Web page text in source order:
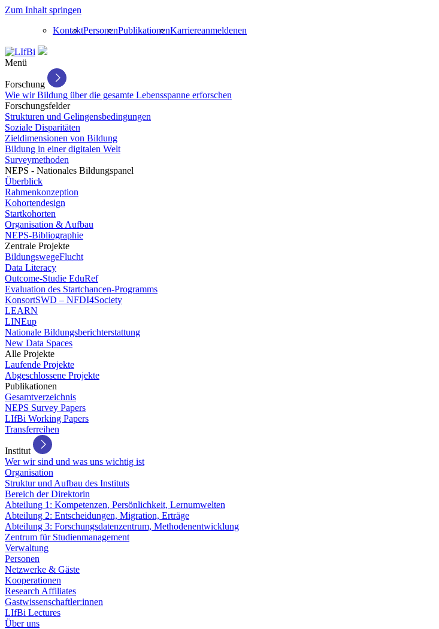
Zum Inhalt springen
KontaktPersonenPublikationenKarriereanmeldenen
Menü
Forschung
Wie wir Bildung über die gesamte Lebensspanne erforschen
Forschungsfelder
Strukturen und Gelingensbedingungen
Soziale Disparitäten
Zieldimensionen von Bildung
Bildung in einer digitalen Welt
Surveymethoden
NEPS - Nationales Bildungspanel
Überblick
Rahmenkonzeption
Kohortendesign
Startkohorten
Organisation & Aufbau
NEPS-Bibliographie
Zentrale Projekte
BildungswegeFlucht
Data Literacy
Outcome-Studie EduRef
Evaluation des Startchancen-Programms
KonsortSWD – NFDI4Society
LEARN
LINEup
Nationale Bildungsberichterstattung
New Data Spaces
Alle Projekte
Laufende Projekte
Abgeschlossene Projekte
Publikationen
Gesamtverzeichnis
NEPS Survey Papers
LIfBi Working Papers
Transferreihen
Institut
Wer wir sind und was uns wichtig ist
Organisation
Struktur und Aufbau des Instituts
Bereich der Direktorin
Abteilung 1: Kompetenzen, Persönlichkeit, Lernumwelten
Abteilung 2: Entscheidungen, Migration, Erträge
Abteilung 3: Forschungsdatenzentrum, Methodenentwicklung
Zentrum für Studienmanagement
Verwaltung
Personen
Netzwerke & Gäste
Kooperationen
Research Affiliates
Gastwissenschaftler:innen
LIfBi Lectures
Über uns